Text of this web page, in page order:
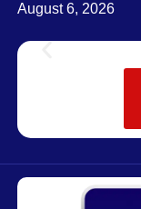
August 6, 2026